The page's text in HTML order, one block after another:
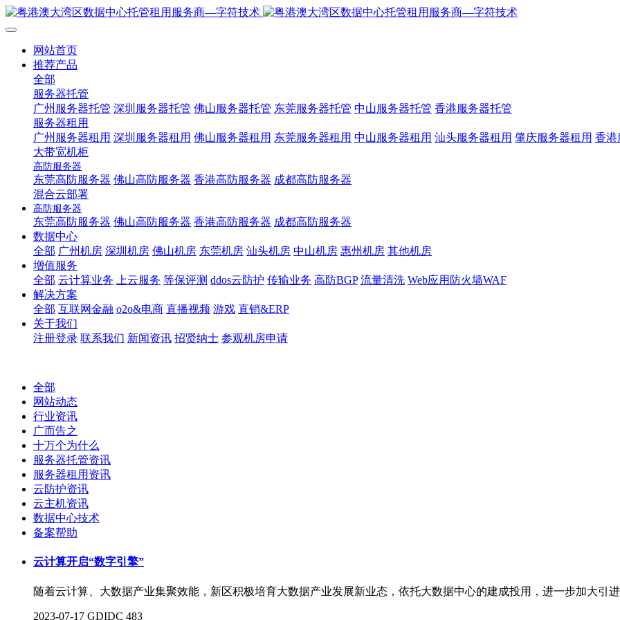
网站首页
推荐产品
全部
服务器托管
广州服务器托管 深圳服务器托管 佛山服务器托管 东莞服务器托管 中山服务器托管 香港服务器托管
服务器租用
广州服务器租用 深圳服务器租用 佛山服务器租用 东莞服务器租用 中山服务器租用 汕头服务器租用 肇庆服务器租用 香港
大带宽机柜
高防服务器
东莞高防服务器 佛山高防服务器 香港高防服务器 成都高防服务器
混合云部署
高防服务器
东莞高防服务器 佛山高防服务器 香港高防服务器 成都高防服务器
数据中心
全部 广州机房 深圳机房 佛山机房 东莞机房 汕头机房 中山机房 惠州机房 其他机房
增值服务
全部 云计算业务 上云服务 等保评测 ddos云防护 传输业务 高防BGP 流量清洗 Web应用防火墙WAF
解决方案
全部 互联网金融 o2o&电商 直播视频 游戏 直销&ERP
关于我们
注册登录 联系我们 新闻资讯 招贤纳士 参观机房申请
全部
网站动态
行业资讯
广而告之
十万个为什么
服务器托管资讯
服务器租用资讯
云防护资讯
云主机资讯
数据中心技术
备案帮助
云计算开启“数字引擎”
随着云计算、大数据产业集聚效能，新区积极培育大数据产业发展新业态，依托大数据中心的建成投用，进一步加大引
2023-07-17 GDIDC 483